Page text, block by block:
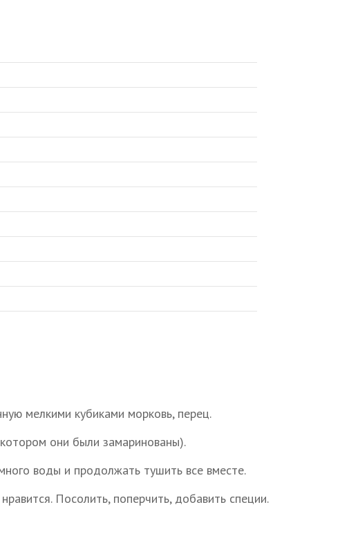
мелкими кубиками морковь, перец.
они были замаринованы).
воды и продолжать тушить все вместе.
Посолить, поперчить, добавить специи.